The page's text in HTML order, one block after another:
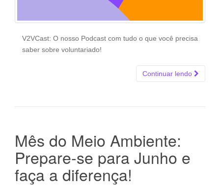
V2VCast: O nosso Podcast com tudo o que você precisa
saber sobre voluntariado!
Continuar lendo
Mês do Meio Ambiente:
Prepare-se para Junho e
faça a diferença!